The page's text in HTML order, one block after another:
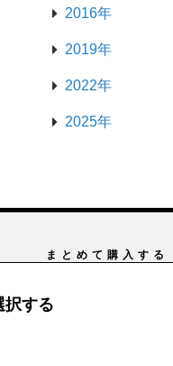
2016年
2019年
2022年
2025年
まとめて購入する
択する